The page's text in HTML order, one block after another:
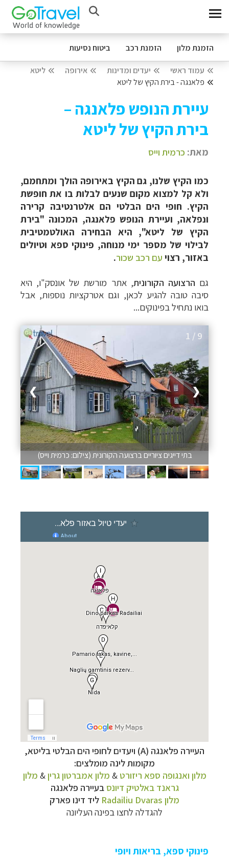
הזמנת מלון הזמנת רכב ביטוח נסיעות
עמוד ראשי יעדים ומדינות אירופה
ליטא
פלאנגה - בירת הקיץ של ליטא
עיירת הנופש פלאנגה –
בירת הקיץ של ליטא
מאת: כרמית וייס
כמו הקיץ שלנו, גם הקיץ באירופה הולך ומתחמם,
ולא קל למצוא מקום שנעים לבלות בו את חופשת
הקיץ. חופי הים הבלטי הם אלטרנטיבה קרירה
ונפלאה, ועיירת הנופש פלאנגה, המכונה "בירת
הקיץ של ליטא", היא הבחירה האולטמטיבית
לבילוי של מספר ימי מנוחה, פינוקי ספא וטיולים
באזור, רצוי עם רכב שכור.
גם הרצועה הקורונית, אתר מורשת של אונסק"ו, היא
סיבה טובה להגיע לכאן, וגם אטרקציות נוספות, אבל
בואו נתחיל בפינוקים...
1 / 9
❯ ❮
בתי דייגים ציוריים ברצועה הקורונית (צילום: כרמית וייס)
העיירה פלאנגה (A) ויעדים לחופי הים הבלטי בליטא,
מקומות לינה מומלצים:
מלון ואנגופה ספא ריזורט& מלון אמברטון גרין& מלון
גראנד באלטיק דיונס בעיירה פלאנגה
מלון Radailiu Dvaras ליד דינו פארק
להגדלה לחצו בפינה העליונה
פינוקי ספא, בריאות ויופי